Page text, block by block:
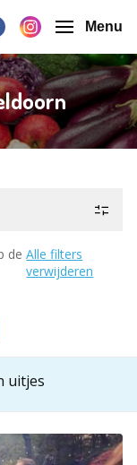
Menu
de Alle filters
verwijderen
uitjes